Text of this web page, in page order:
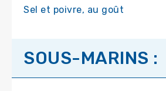
Sel et poivre, au goût
SOUS-MARINS :